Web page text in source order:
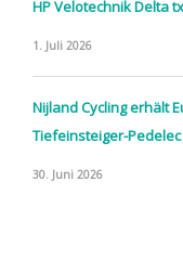
HP Velotechnik Delta
1. Juli 2026
Nijland Cycling erhält
Tiefeinsteiger-
30. Juni 2026